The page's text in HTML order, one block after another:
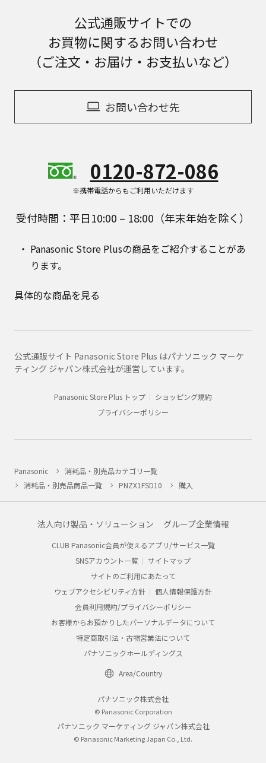
公式通販サイトでの
お買物に関するお問い合わせ
（ご注文・お届け・お支払いなど）
お問い合わせ先
0120-872-086
※携帯電話からもご利用いただけます
受付時間：平日10:00 – 18:00（年末年始を除く）
Panasonic Store Plusの商品をご紹介することがあ
ります。
具体的な商品を見る
公式通販サイト Panasonic Store Plus はパナソニック マーケ
ティング ジャパン株式会社が運営しています。
Panasonic Store Plus トップ
ショッピング規約
プライバシーポリシー
Panasonic
消耗品・別売品カテゴリ一覧
消耗品・別売品商品一覧
PNZX1FSD10 購入
法人向け製品・ソリューション グループ企業情報
CLUB Panasonic会員が使えるアプリ/サービス一覧
SNSアカウント一覧
サイトマップ
サイトのご利用にあたって
ウェブアクセシビリティ方針
個人情報保護方針
会員利用規約/プライバシーポリシー
お客様からお預かりしたパーソナルデータについて
特定商取引法・古物営業法について
パナソニックホールディングス
Area/Country
パナソニック株式会社
© Panasonic Corporation
パナソニック マーケティング ジャパン株式会社
© Panasonic Marketing Japan Co., Ltd.